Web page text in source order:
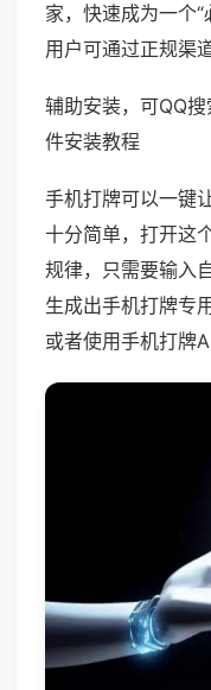
家，快速成为一个
用户可通过正规渠
辅助安装，可QQ
件安装教程
手机打牌可以一键
十分简单，打开这
规律，只需要输入
生成出手机打牌专
或者使用手机打牌